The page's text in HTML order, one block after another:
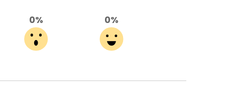
0%
0%